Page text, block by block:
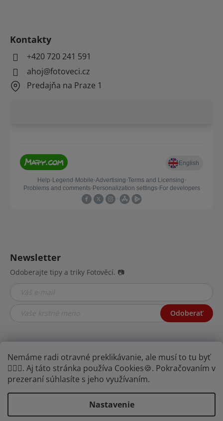
Nemáme radi otravné preklikávanie, ale musí to tu byť
🤦🏾‍♂️. Aj táto stránka používa Cookies🍪. Pokračovaním v
prezeraní súhlasíte s jeho využívaním.
Nastavenie
Kontakty
+420 720 241 591
ahoj@fotoveci.cz
Predajňa na Praze 1
Newsletter
Odoberajte tipy a triky Fotověcí. 📷
Odoberať
YOUTUBE FB IG